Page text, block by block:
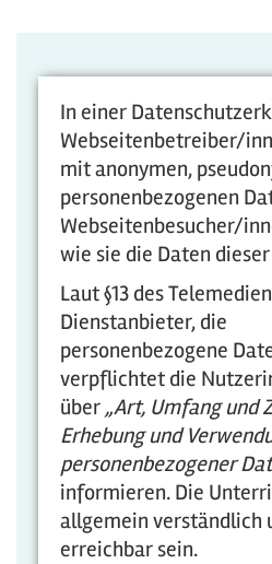
In einer
Webseitenbetreiber/
mit anonymen,
personenbezogenen
Webseitenbesucher/
wie sie die Daten
Laut §13 des
Dienstanbieter, die
personenbezogene
verpflichtet die
über „Art, Umfang und
Erhebung und
personenbezogener
informieren. Die
allgemein verständlich
erreichbar sein.